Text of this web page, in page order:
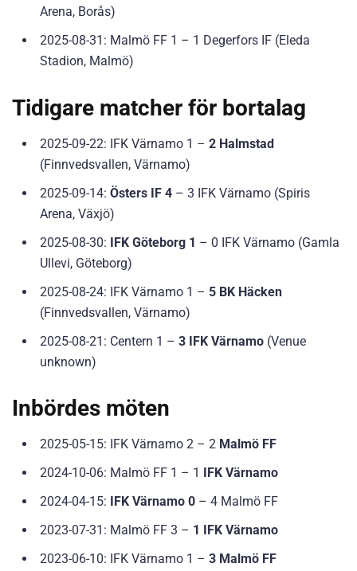
Arena, Borås)
2025-08-31: Malmö FF 1 – 1 Degerfors IF (Eleda
Stadion, Malmö)
Tidigare matcher för bortalag
2025-09-22: IFK Värnamo 1 – 2 Halmstad
(Finnvedsvallen, Värnamo)
2025-09-14: Östers IF 4 – 3 IFK Värnamo (Spiris
Arena, Växjö)
2025-08-30: IFK Göteborg 1 – 0 IFK Värnamo (Gamla
Ullevi, Göteborg)
2025-08-24: IFK Värnamo 1 – 5 BK Häcken
(Finnvedsvallen, Värnamo)
2025-08-21: Centern 1 – 3 IFK Värnamo (Venue
unknown)
Inbördes möten
2025-05-15: IFK Värnamo 2 – 2 Malmö FF
2024-10-06: Malmö FF 1 – 1 IFK Värnamo
2024-04-15: IFK Värnamo 0 – 4 Malmö FF
2023-07-31: Malmö FF 3 – 1 IFK Värnamo
2023-06-10: IFK Värnamo 1 – 3 Malmö FF